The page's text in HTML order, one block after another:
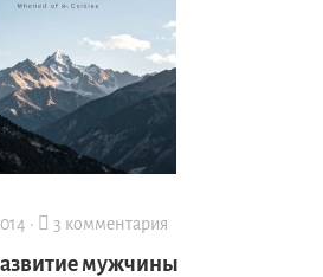
· 3 комментария
мужчины